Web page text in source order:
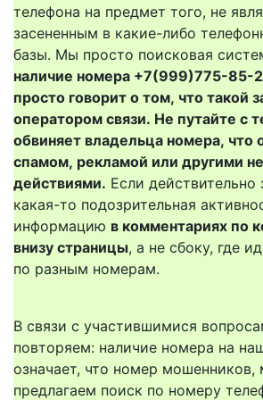
телефона на предмет того, не
засененным в какие-либо
базы. Мы просто поисковая
наличие номера +7(999)775-85-
просто говорит о том, что такой
оператором связи. Не путайте с
обвиняет владельца номера, что
спамом, рекламой или другими
действиями. Если
какая-то подозрительная
информацию в комментариях по
внизу страницы, а не сбоку, где
по разным номерам.
В связи с участившимися
повторяем: наличие номера на
означает, что номер мошенников,
предлагаем поиск по номеру